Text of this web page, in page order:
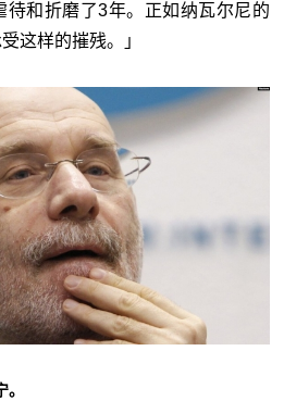
待和折磨了3年。正如纳瓦尔尼的
这样的摧残。」